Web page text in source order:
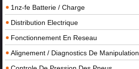
1nz-fe Batterie / Charge
Distribution Electrique
Fonctionnement En Reseau
Alignement / Diagnostics De Manipulation